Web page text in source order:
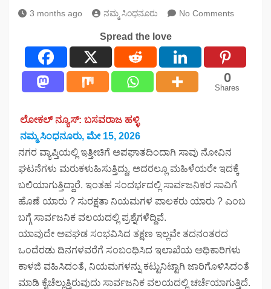
3 months ago ನಮ್ಮ ಸಿಂಧನೂರು No Comments
Spread the love
0
Shares
ಲೋಕಲ್ ನ್ಯೂಸ್: ಬಸವರಾಜ ಹಳ್ಳಿ
ನಮ್ಮ ಸಿಂಧನೂರು, ಮೇ 15, 2026
ನಗರ ವ್ಯಾಪ್ತಿಯಲ್ಲಿ ಇತ್ತೀಚಿಗೆ ಅಪಘಾತದಿಂದಾಗಿ ಸಾವು ನೋವಿನ
ಘಟನೆಗಳು ಮರುಕಳುಹಿಸುತ್ತಿದ್ದು, ಅದರಲ್ಲೂ ಮಹಿಳೆಯರೇ ಇದಕ್ಕೆ
ಬಲಿಯಾಗುತ್ತಿದ್ದಾರೆ. ಇಂತಹ ಸಂದರ್ಭದಲ್ಲಿ ಸಾರ್ವಜನಿಕರ ಸಾವಿಗೆ
ಹೊಣೆ ಯಾರು ? ಸುರಕ್ಷತಾ ನಿಯಮಗಳ ಪಾಲಕರು ಯಾರು ? ಎಂಬ
ಬಗ್ಗೆ ಸಾರ್ವಜನಿಕ ವಲಯದಲ್ಲಿ ಪ್ರಶ್ನೆಗಳೆದ್ದಿವೆ.
ಯಾವುದೇ ಅವಘಡ ಸಂಭವಿಸಿದ ತಕ್ಷಣ ಇಲ್ಲವೇ ತದನಂತರದ
ಒಂದೆರಡು ದಿನಗಳವರೆಗೆ ಸಂಬಂಧಿಸಿದ ಇಲಾಖೆಯ ಅಧಿಕಾರಿಗಳು
ಕಾಳಜಿ ವಹಿಸಿದಂತೆ, ನಿಯಮಗಳನ್ನು ಕಟ್ಟುನಿಟ್ಟಾಗಿ ಜಾರಿಗೊಳಿಸಿದಂತೆ
ಮಾಡಿ ಕೈಚೆಲ್ಲುತ್ತಿರುವುದು ಸಾರ್ವಜನಿಕ ವಲಯದಲ್ಲಿ ಚರ್ಚೆಯಾಗುತ್ತಿದೆ.